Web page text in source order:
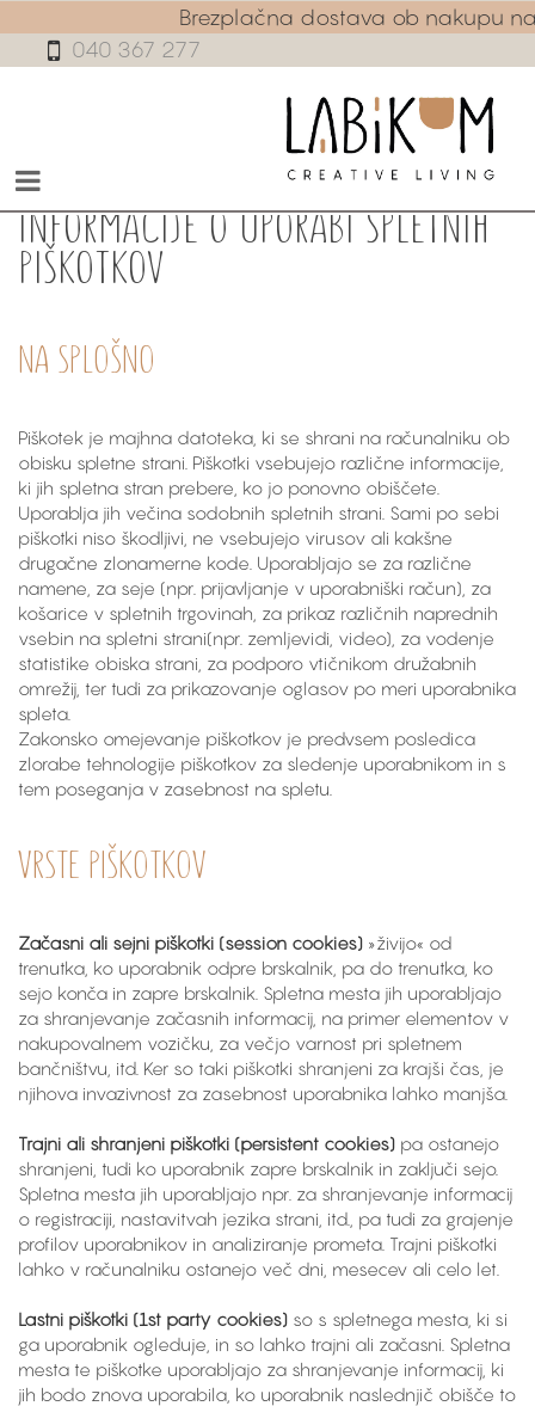
Brezplačna dostava ob nakupu
040 367 277
Informacije o uporabi spletnih
piškotkov
NA SPLOŠNO
Piškotek je majhna datoteka, ki se shrani na računalniku ob
obisku spletne strani. Piškotki vsebujejo različne informacije,
ki jih spletna stran prebere, ko jo ponovno obiščete.
Uporablja jih večina sodobnih spletnih strani. Sami po sebi
piškotki niso škodljivi, ne vsebujejo virusov ali kakšne
drugačne zlonamerne kode. Uporabljajo se za različne
namene, za seje (npr. prijavljanje v uporabniški račun), za
košarice v spletnih trgovinah, za prikaz različnih naprednih
vsebin na spletni strani(npr. zemljevidi, video), za vodenje
statistike obiska strani, za podporo vtičnikom družabnih
omrežij, ter tudi za prikazovanje oglasov po meri uporabnika
spleta.
Zakonsko omejevanje piškotkov je predvsem posledica
zlorabe tehnologije piškotkov za sledenje uporabnikom in s
tem poseganja v zasebnost na spletu.
VRSTE PIŠKOTKOV
Začasni ali sejni piškotki (session cookies) »živijo« od
trenutka, ko uporabnik odpre brskalnik, pa do trenutka, ko
sejo konča in zapre brskalnik. Spletna mesta jih uporabljajo
za shranjevanje začasnih informacij, na primer elementov v
nakupovalnem vozičku, za večjo varnost pri spletnem
bančništvu, itd. Ker so taki piškotki shranjeni za krajši čas, je
njihova invazivnost za zasebnost uporabnika lahko manjša.
Trajni ali shranjeni piškotki (persistent cookies) pa ostanejo
shranjeni, tudi ko uporabnik zapre brskalnik in zaključi sejo.
Spletna mesta jih uporabljajo npr. za shranjevanje informacij
o registraciji, nastavitvah jezika strani, itd., pa tudi za grajenje
profilov uporabnikov in analiziranje prometa. Trajni piškotki
lahko v računalniku ostanejo več dni, mesecev ali celo let.
Lastni piškotki (1st party cookies) so s spletnega mesta, ki si
ga uporabnik ogleduje, in so lahko trajni ali začasni. Spletna
mesta te piškotke uporabljajo za shranjevanje informacij, ki
jih bodo znova uporabila, ko uporabnik naslednjič obišče to